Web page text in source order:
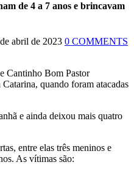
de 4 a 7 anos e brincavam
abril de 2023 0 COMMENTS
Cantinho Bom Pastor
quando foram atacadas
e ainda deixou mais quatro
entre elas três meninos e
As vítimas são: